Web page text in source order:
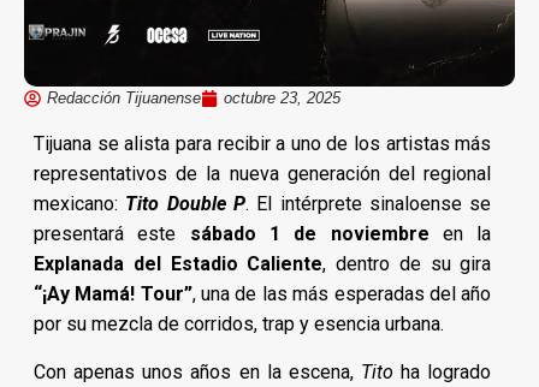
Redacción Tijuanense octubre 23, 2025
Tijuana se alista para recibir a uno de los artistas más
representativos de la nueva generación del regional
mexicano: Tito Double P. El intérprete sinaloense se
presentará este sábado 1 de noviembre en la
Explanada del Estadio Caliente, dentro de su gira
“¡Ay Mamá! Tour”, una de las más esperadas del año
por su mezcla de corridos, trap y esencia urbana.
Con apenas unos años en la escena, Titoha logrado